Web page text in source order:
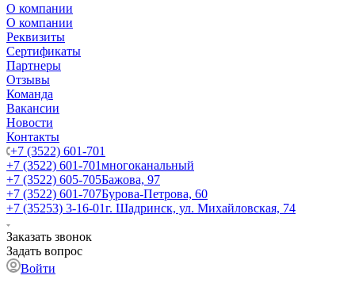
О компании
О компании
Реквизиты
Сертификаты
Партнеры
Отзывы
Команда
Вакансии
Новости
Контакты
+7 (3522) 601-701
+7 (3522) 601-701многоканальный
+7 (3522) 605-705Бажова, 97
+7 (3522) 601-707Бурова-Петрова, 60
+7 (35253) 3-16-01г. Шадринск, ул. Михайловская, 74
Заказать звонок
Задать вопрос
Войти